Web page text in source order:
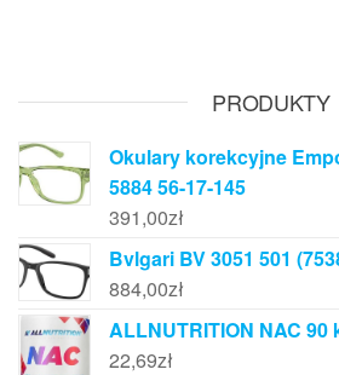
PRODUKTY
Okulary korekcyjne
5884 56-17-145
391,00zł
Bvlgari BV 3051 501
884,00zł
ALLNUTRITION NAC 90
22,69zł